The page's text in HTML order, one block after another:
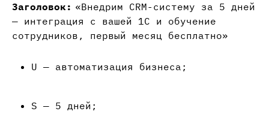
Заголовок: «Внедрим CRM-систему за 5 дней
— интеграция с вашей 1С и обучение
сотрудников, первый месяц бесплатно»
U — автоматизация бизнеса;
S — 5 дней;